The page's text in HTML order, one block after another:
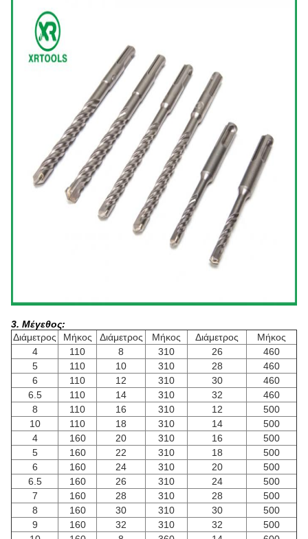
3. Μέγεθος:
Διάμετρος
Μήκος Διάμετρος Μήκος Διάμετρος
Μήκος
4
110 8 310 26
460
5
110 10 310 28
460
6
110 12 310 30
460
6.5
110 14 310 32
460
8
110 16 310 12
500
10
110 18 310 14
500
4
160 20 310 16
500
5
160 22 310 18
500
6
160 24 310 20
500
6.5
160 26 310 24
500
7
160 28 310 28
500
8
160 30 310 30
500
9
160 32 310 32
500